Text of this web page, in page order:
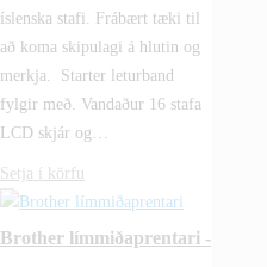
íslenska stafi. Frábært tæki til
að koma skipulagi á hlutin og
merkja. Starter leturband
fylgir með. Vandaður 16 stafa
LCD skjár og…
Setja í körfu
Brother límmiðaprentari -